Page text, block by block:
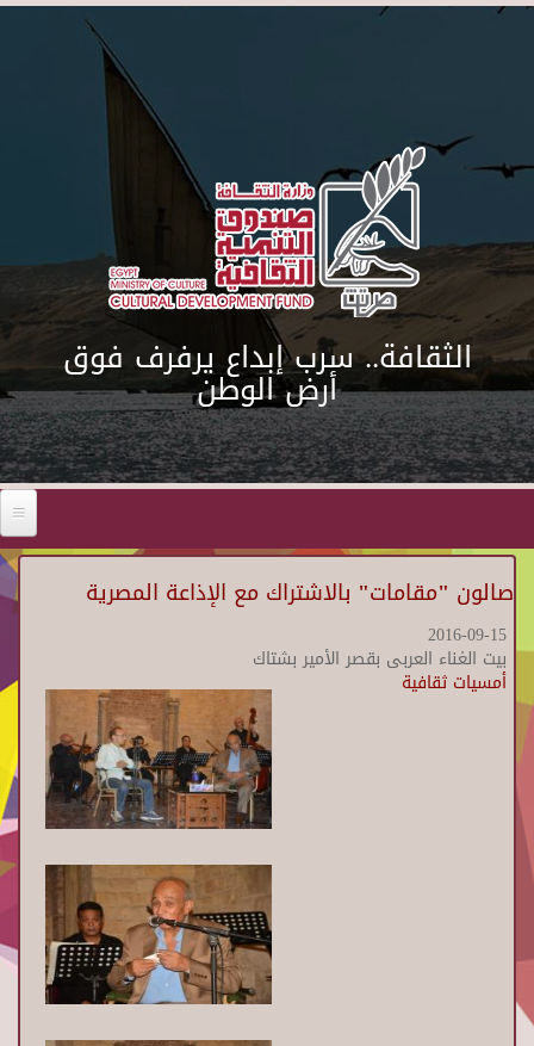
Skip to main content
الثقافة.. سرب إبداع يرفرف فوق
أرض الوطن
صالون "مقامات" بالاشتراك مع الإذاعة المصرية
2016-09-15
بيت الغناء العربى بقصر الأمير بشتاك
أمسيات ثقافية